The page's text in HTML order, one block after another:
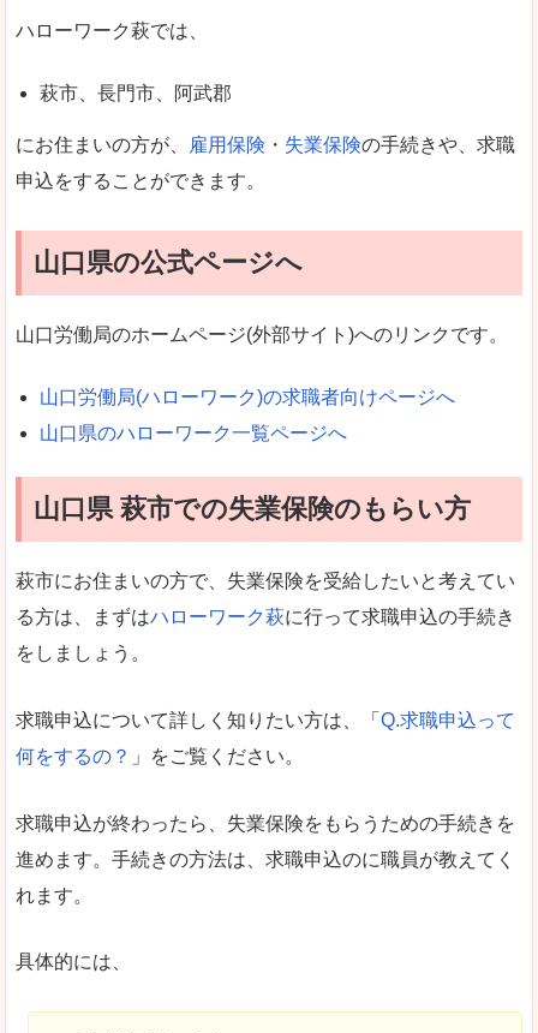
ハローワーク萩では、
萩市、長門市、阿武郡
にお住まいの方が、 雇用保険 ・ 失業保険の手続きや、求職
申込をすることができます。
山口県の公式ページへ
山口労働局のホームページ(外部サイト)へのリンクです。
山口労働局(ハローワーク)の求職者向けページへ
山口県のハローワーク一覧ページへ
山口県 萩市での失業保険のもらい方
萩市にお住まいの方で、失業保険を受給したいと考えてい
る方は、まずはハローワーク萩に行って求職申込の手続き
をしましょう。
求職申込について詳しく知りたい方は、「 Q.求職申込って
何をするの？ 」をご覧ください。
求職申込が終わったら、失業保険をもらうための手続きを
進めます。手続きの方法は、求職申込のに職員が教えてく
れます。
具体的には、